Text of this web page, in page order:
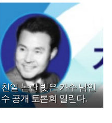
친일 논란 빚은 가수 남인
수 공개 토론회 열린다.